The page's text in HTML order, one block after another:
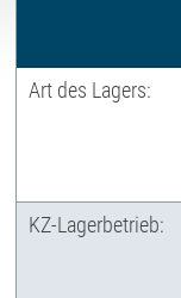
Art des Lagers:
KZ-Lagerbetrieb: